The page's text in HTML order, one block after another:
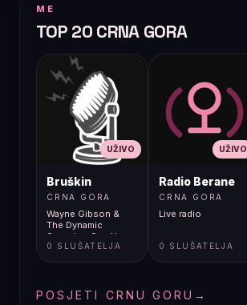
ME
TOP 20 CRNA GORA
UŽIVO
Bruškin
CRNA GORA
Wayne Gibson &
The Dynamic
Sounds - See You
Later Alligator [4ci]
0 SLUŠATELJA
UŽIVO
Radio Berane
CRNA GORA
Live radio
0 SLUŠATELJA
POSJETI CRNU GORU →